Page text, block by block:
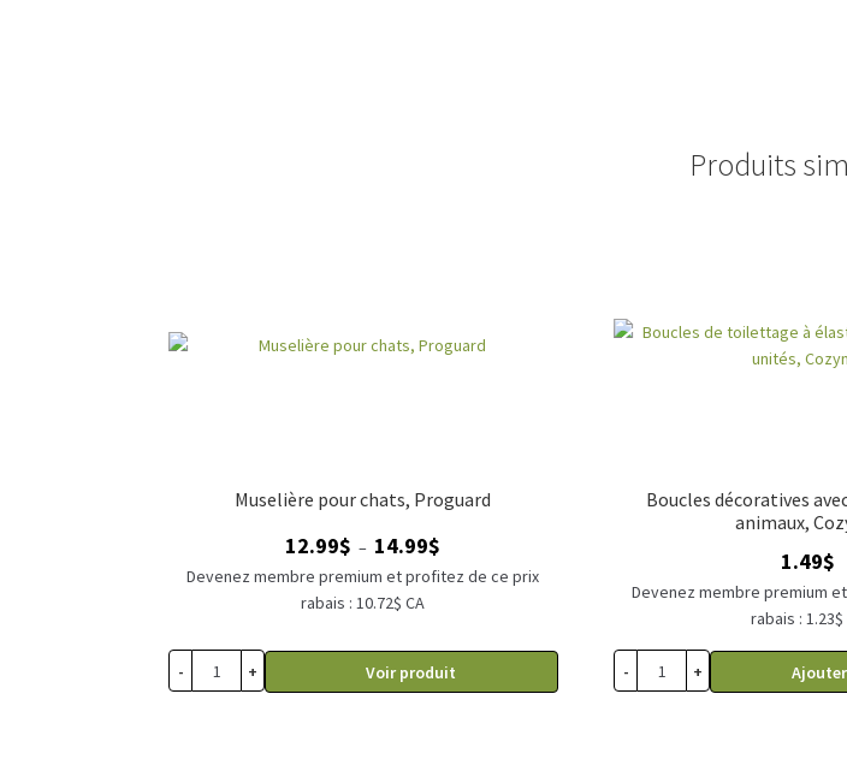
Produits
Muselière pour chats, Proguard
12.99$ – 14.99$
de
à
14.99$
Devenez membre premium et profitez de ce prix
rabais : 10.72$ CA
- + Voir produit
Boucles décoratives
animaux,
1.49$
Devenez membre premium
rabais : 1.23$
- +